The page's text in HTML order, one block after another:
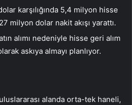
karşılığında 5,4 milyon hisse
milyon dolar nakit akışı yarattı.
alımı nedeniyle hisse geri alım
askıya almayı planlıyor.
alanda orta-tek haneli,